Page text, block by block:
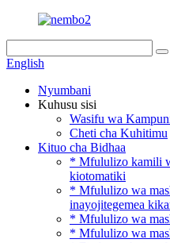
English
Nyumbani
Kuhusu sisi
Wasifu wa
Cheti cha Kuhitimu
Kituo cha Bidhaa
* Mfululizo kamili
kiotomatiki
* Mfululizo wa
inayojitegemea
* Mfululizo wa
* Mfululizo wa